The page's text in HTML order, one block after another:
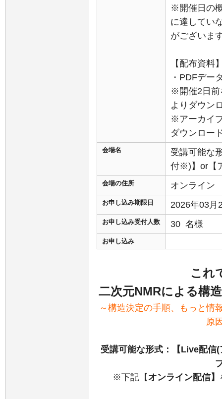
※開催日の
に達してい
がございま
【配布資料
・PDFデー
※開催2日前
よりダウン
※アーカイ
ダウンロー
会場名
受講可能な
付※)】or【
会場の住所 オンライン
お申し込み期限日 2026年03月
お申し込み受付人数 30 名様
お申し込み
これ
二次元NMRによる構
～構造決定の手順、もっと情
原
受講可能な形式：【Live配
※下記【 オンライン配信】